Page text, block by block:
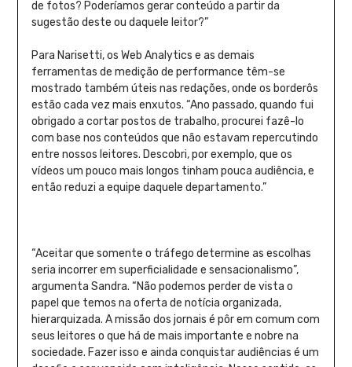
de fotos? Poderíamos gerar conteúdo a partir da
sugestão deste ou daquele leitor?”
Para Narisetti, os Web Analytics e as demais
ferramentas de medição de performance têm-se
mostrado também úteis nas redações, onde os borderôs
estão cada vez mais enxutos. “Ano passado, quando fui
obrigado a cortar postos de trabalho, procurei fazê-lo
com base nos conteúdos que não estavam repercutindo
entre nossos leitores. Descobri, por exemplo, que os
vídeos um pouco mais longos tinham pouca audiência, e
então reduzi a equipe daquele departamento.”
“Aceitar que somente o tráfego determine as escolhas
seria incorrer em superficialidade e sensacionalismo”,
argumenta Sandra. “Não podemos perder de vista o
papel que temos na oferta de notícia organizada,
hierarquizada. A missão dos jornais é pôr em comum com
seus leitores o que há de mais importante e nobre na
sociedade. Fazer isso e ainda conquistar audiências é um